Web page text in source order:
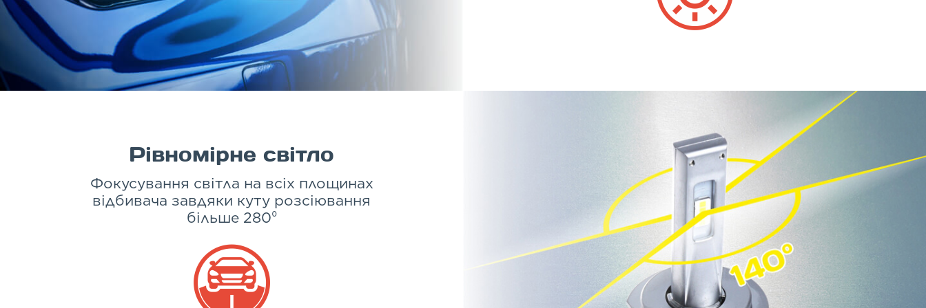
Рівномірне світло
Фокусування світла на всіх площинах
відбивача завдяки куту розсіювання
більше 280⁰